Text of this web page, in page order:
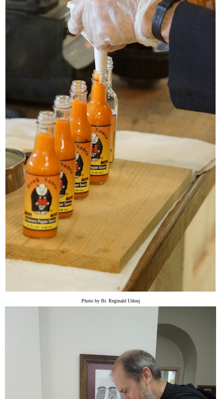
Photo by Br. Reginald Udouj